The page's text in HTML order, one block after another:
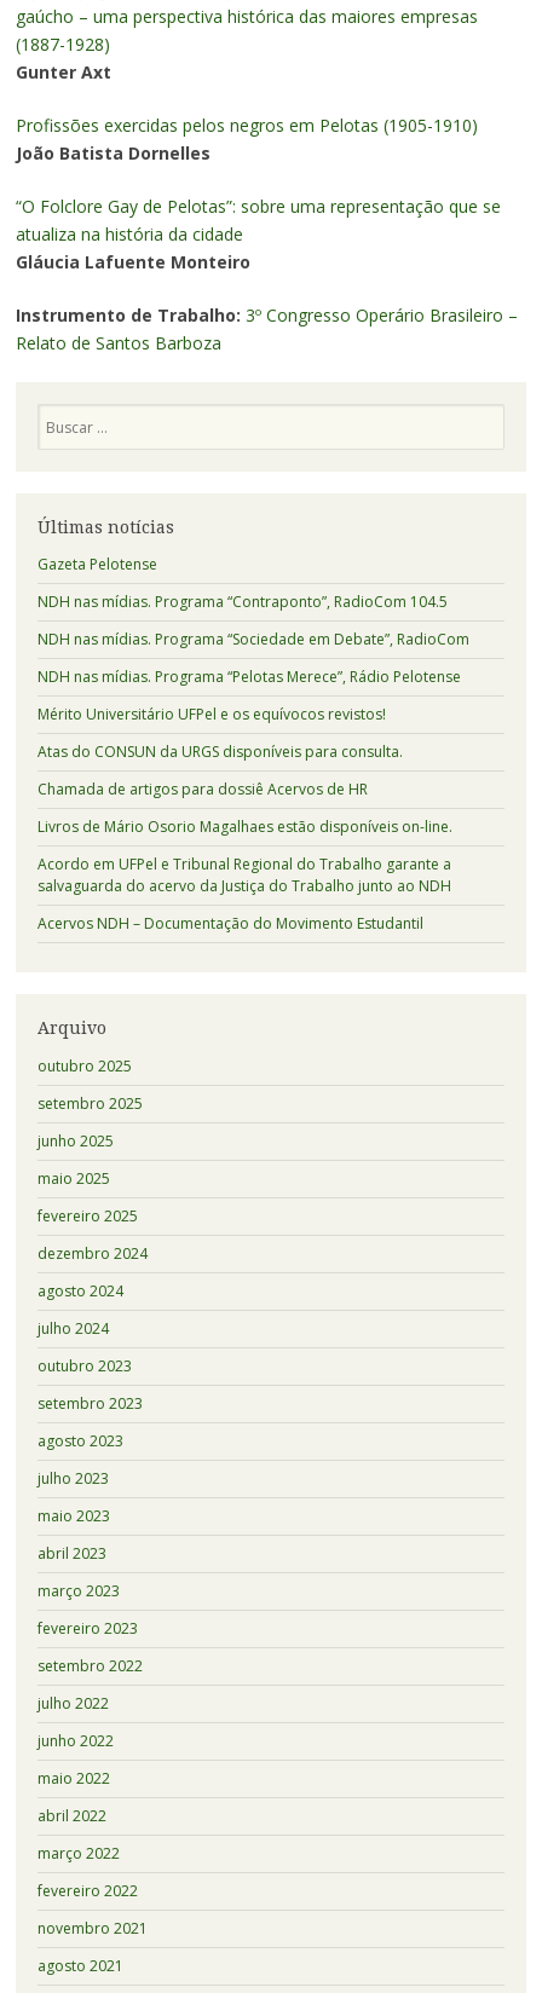
gaúcho – uma perspectiva histórica das maiores empresas
(1887-1928)
Gunter Axt
Profissões exercidas pelos negros em Pelotas (1905-1910)
João Batista Dornelles
“O Folclore Gay de Pelotas”: sobre uma representação que se
atualiza na história da cidade
Gláucia Lafuente Monteiro
Instrumento de Trabalho: 3º Congresso Operário Brasileiro –
Relato de Santos Barboza
Últimas notícias
Gazeta Pelotense
NDH nas mídias. Programa “Contraponto”, RadioCom 104.5
NDH nas mídias. Programa “Sociedade em Debate”, RadioCom
NDH nas mídias. Programa “Pelotas Merece”, Rádio Pelotense
Mérito Universitário UFPel e os equívocos revistos!
Atas do CONSUN da URGS disponíveis para consulta.
Chamada de artigos para dossiê Acervos de HR
Livros de Mário Osorio Magalhaes estão disponíveis on-line.
Acordo em UFPel e Tribunal Regional do Trabalho garante a
salvaguarda do acervo da Justiça do Trabalho junto ao NDH
Acervos NDH – Documentação do Movimento Estudantil
Arquivo
outubro 2025
setembro 2025
junho 2025
maio 2025
fevereiro 2025
dezembro 2024
agosto 2024
julho 2024
outubro 2023
setembro 2023
agosto 2023
julho 2023
maio 2023
abril 2023
março 2023
fevereiro 2023
setembro 2022
julho 2022
junho 2022
maio 2022
abril 2022
março 2022
fevereiro 2022
novembro 2021
agosto 2021